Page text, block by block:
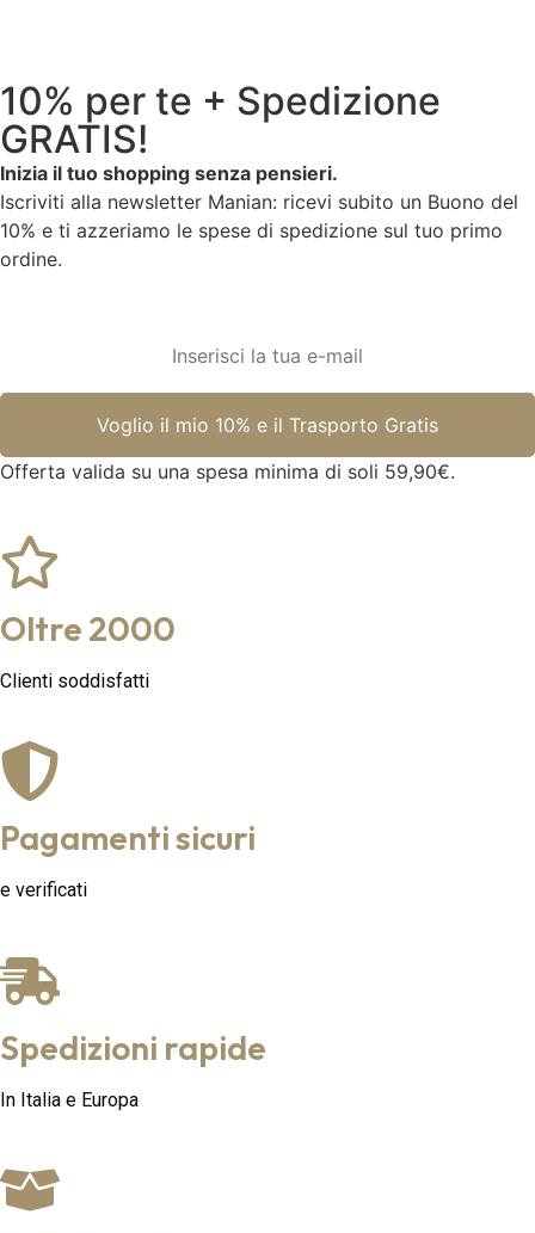
10% per te + Spedizione
GRATIS!
Inizia il tuo shopping senza pensieri.
Iscriviti alla newsletter Manian: ricevi subito un Buono del
10% e ti azzeriamo le spese di spedizione sul tuo primo
ordine.
Offerta valida su una spesa minima di soli 59,90€.
Oltre 2000
Clienti soddisfatti
Pagamenti sicuri
e verificati
Spedizioni rapide
In Italia e Europa